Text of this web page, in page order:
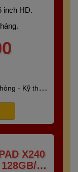
inch HD.
- Kỹ thuật
X240